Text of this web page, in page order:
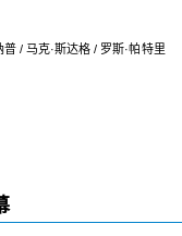
/ 马克·斯达格 / 罗斯·帕特里